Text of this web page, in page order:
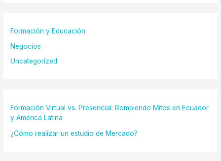
Formación y Educación
Negocios
Uncategorized
Formación Virtual vs. Presencial: Rompiendo Mitos en Ecuador
y América Latina
¿Cómo realizar un estudio de Mercado?